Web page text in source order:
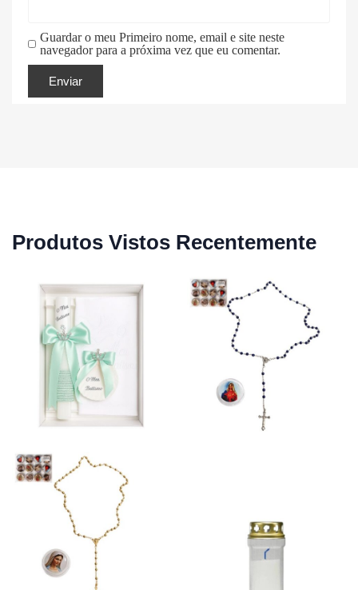
Guardar o meu Primeiro nome, email e site neste
navegador para a próxima vez que eu comentar.
Produtos Vistos Recentemente